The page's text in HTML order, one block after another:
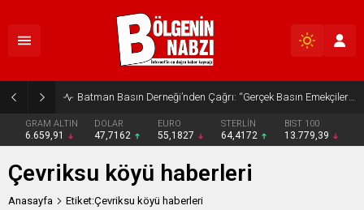
Batman Basın Derneği’nden Çağrı: “Gerçek Basın Emekçileri Desteklenmeli”
GRAM ALTIN
6.659,91
DOLAR
47,7162
EURO
55,1827
STERLİN
64,4172
BIST 100
13.779,39
Çevriksu köyü haberleri
Anasayfa Etiket:Çevriksu köyü haberleri